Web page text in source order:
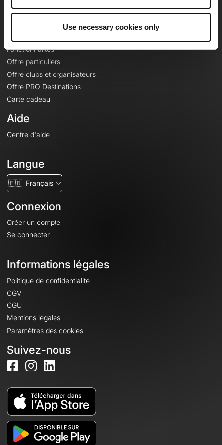
Use necessary cookies only
Fonctionnalités
Offre particuliers
Offre clubs et organisateurs
Offre PRO Destinations
Carte cadeau
Aide
Centre d'aide
Langue
🇫🇷 Français
Connexion
Créer un compte
Se connecter
Informations légales
Politique de confidentialité
CGV
CGU
Mentions légales
Paramètres des cookies
Suivez-nous